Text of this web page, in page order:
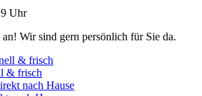
Uhr
Wir sind gern persönlich für Sie da.
& frisch